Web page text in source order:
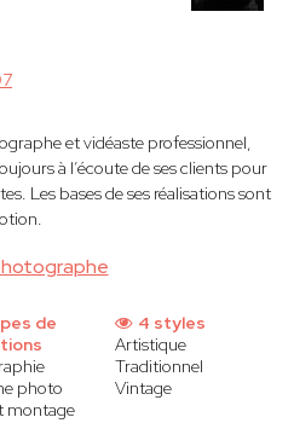
et vidéaste professionnel,
à l’écoute de ses clients pour
Les bases de ses réalisations sont
de
photo
montage
4 styles
Artistique
Traditionnel
Vintage